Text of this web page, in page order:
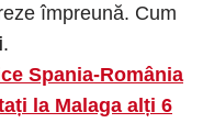
împreună. Cum
.
Spania-România
la Malaga alți 6